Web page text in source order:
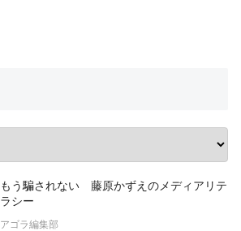
もう騙されない 藤原かずえのメディアリテ
ラシー
アゴラ編集部